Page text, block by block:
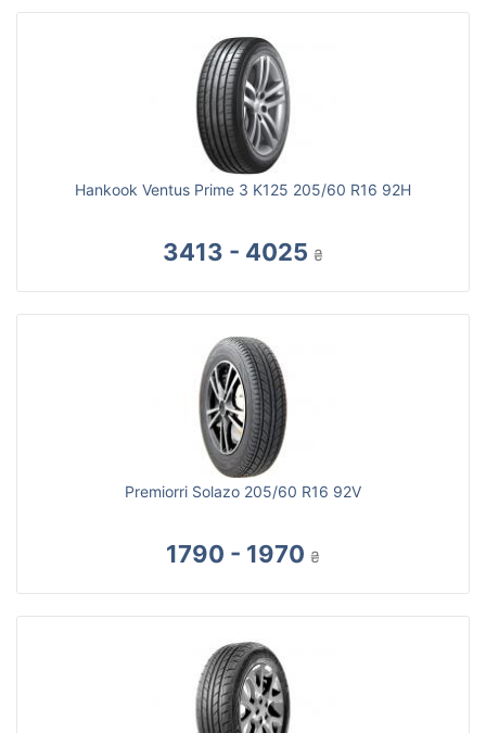
Hankook Ventus Prime 3 K125 205/60 R16 92H
3413 - 4025 ₴
Premiorri Solazo 205/60 R16 92V
1790 - 1970 ₴